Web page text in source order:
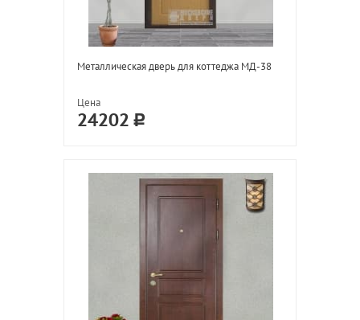
Металлическая дверь для коттеджа МД-38
Цена
24202